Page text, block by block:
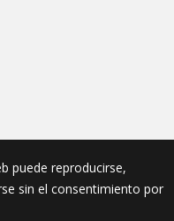
puede reproducirse,
sin el consentimiento por